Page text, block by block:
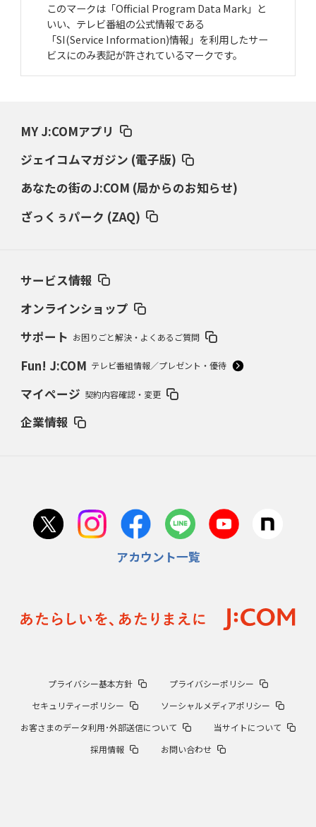
このマークは「Official Program Data Mark」と
いい、テレビ番組の公式情報である
「SI(Service Information)情報」を利用したサー
ビスにのみ表記が許されているマークです。
MY J:COMアプリ
ジェイコムマガジン (電子版)
あなたの街のJ:COM (局からのお知らせ)
ざっくぅパーク (ZAQ)
サービス情報
オンラインショップ
サポート お困りごと解決・よくあるご質問
Fun! J:COM テレビ番組情報／プレゼント・優待
マイページ 契約内容確認・変更
企業情報
アカウント一覧
プライバシー基本方針
プライバシーポリシー
セキュリティーポリシー
ソーシャルメディアポリシー
お客さまのデータ利用･外部送信について
当サイトについて
採用情報
お問い合わせ